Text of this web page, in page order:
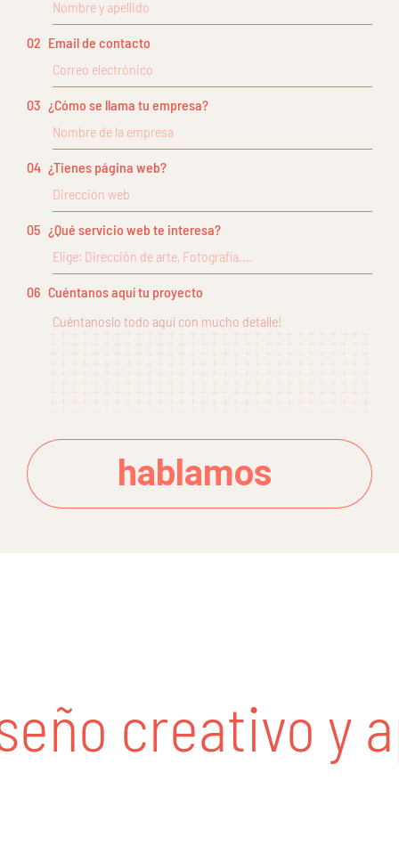
02 Email de contacto
03 ¿Cómo se llama tu empresa?
04 ¿Tienes página web?
05 ¿Qué servicio web te interesa?
06 Cuéntanos aquí tu proyecto
hablamos
creativo y